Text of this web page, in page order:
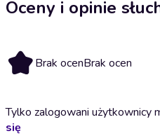
Oceny i opinie
Brak ocenBrak ocen
Tylko zalogowani użytkownicy
się